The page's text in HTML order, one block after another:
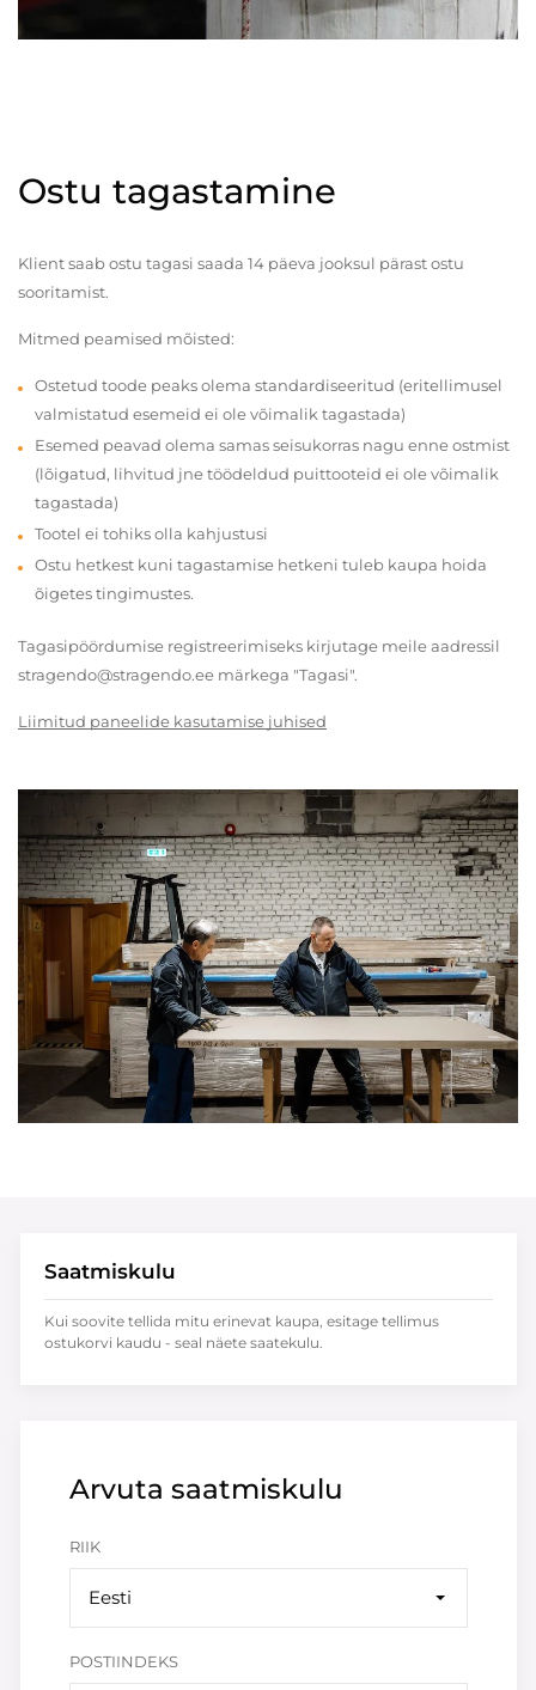
Ostu tagastamine
Klient saab ostu tagasi saada 14 päeva jooksul pärast ostu
sooritamist.
Mitmed peamised mõisted:
Ostetud toode peaks olema standardiseeritud (eritellimusel
valmistatud esemeid ei ole võimalik tagastada)
Esemed peavad olema samas seisukorras nagu enne ostmist
(lõigatud, lihvitud jne töödeldud puittooteid ei ole võimalik
tagastada)
Tootel ei tohiks olla kahjustusi
Ostu hetkest kuni tagastamise hetkeni tuleb kaupa hoida
õigetes tingimustes.
Tagasipöördumise registreerimiseks kirjutage meile aadressil
stragendo@stragendo.ee märkega "Tagasi".
Liimitud paneelide kasutamise juhised
Arvuta saatmiskulu
RIIK
Eesti
POSTIINDEKS
Saatmiskulu
Kui soovite tellida mitu erinevat kaupa, esitage tellimus
ostukorvi kaudu - seal näete saatekulu.